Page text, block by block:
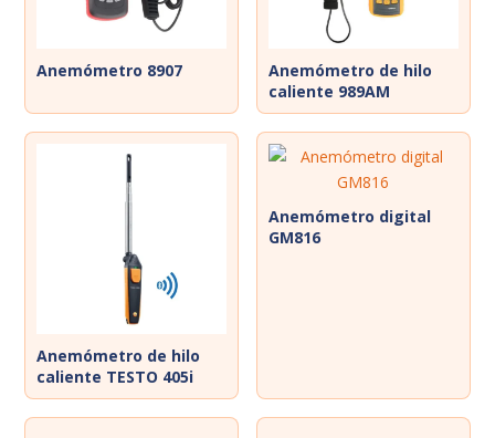
Dosímetros de ruido
Luxómetros
Medidores de estrés térmico
Sonómetros
Vibrómetros
Muestreador de partículas
Multiparámetros
Pluviómetro
Tren de muestreo
Medidores de calidad del agua
Anemómetro 8907
Anemómetro de hilo
caliente 989AM
Anemómetro de hilo
caliente TESTO 405i
Anemómetro digital
GM816